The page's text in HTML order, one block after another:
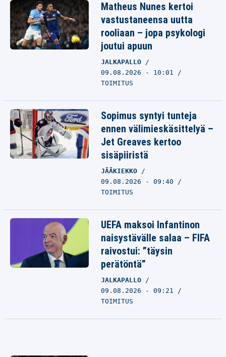
Matheus Nunes kertoi
vastustaneensa uutta
rooliaan – jopa psykologi
joutui apuun
JALKAPALLO
09.08.2026 - 10:01
TOIMITUS
Sopimus syntyi tunteja
ennen välimieskäsittelyä –
Jet Greaves kertoo
sisäpiiristä
JÄÄKIEKKO
09.08.2026 - 09:40
TOIMITUS
UEFA maksoi Infantinon
naisystävälle salaa – FIFA
raivostui: ”täysin
perätöntä”
JALKAPALLO
09.08.2026 - 09:21
TOIMITUS